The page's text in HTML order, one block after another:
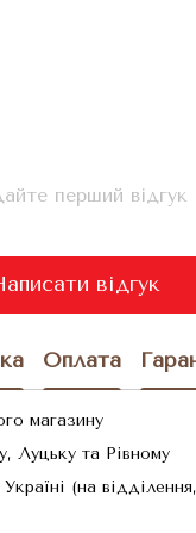
перший відгук
відгук
Оплата
магазину
Луцьку та Рівному
(на